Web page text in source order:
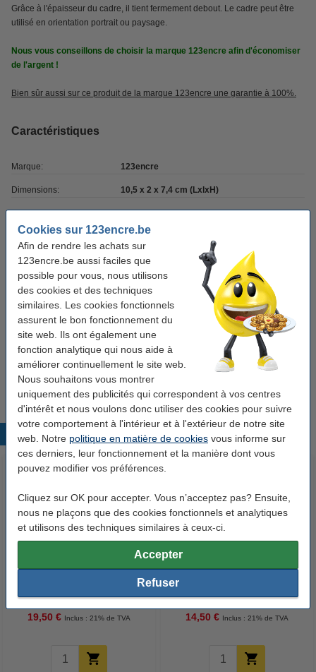
Cookies sur 123encre.be
Afin de rendre les achats sur
123encre.be aussi faciles que
possible pour vous, nous utilisons
des cookies et des techniques
similaires. Les cookies fonctionnels
assurent le bon fonctionnement du
site web. Ils ont également une
fonction analytique qui nous aide à
améliorer continuellement le site web.
Nous souhaitons vous montrer
uniquement des publicités qui correspondent à vos centres
d'intérêt et nous voulons donc utiliser des cookies pour suivre
votre comportement à l'intérieur et à l'extérieur de notre site
web. Notre politique en matière de cookies vous informe sur
ces derniers, leur fonctionnement et la manière dont vous
pouvez modifier vos préférences.
Cliquez sur OK pour accepter. Vous n’acceptez pas? Ensuite,
nous ne plaçons que des cookies fonctionnels et analytiques
et utilisons des techniques similaires à ceux-ci.
Accepter
Refuser
Grâce à l'épaisseur du cadre, il tient fermement debout. Le cadre peut être
utilisé en orientation portrait ou paysage.
Nous vous conseillons de choisir la marque 123encre afin d'économiser
de l'argent !
Bien sûr aussi sur ce produit de la marque 123encre une garantie à 100%.
Caractéristiques
Marque: 123encre
Dimensions: 10,5 x 2 x 7,4 cm (LxlxH)
Couleur: transparent
Matière: acrylique
Bon plan : commandez également du papier
123encre Glossy papier photo brillant 135 g/m²
9,50 €
123encre High Color papier photo mat 180 g/m²
A4 (100 feuilles) FSC® Mix 70%
13,50 €
Produits populaires
123encre A5 cadre photo
19,50 € Inclus : 21% de TVA
123encre A6 cadre photo
14,50 € Inclus : 21% de TVA